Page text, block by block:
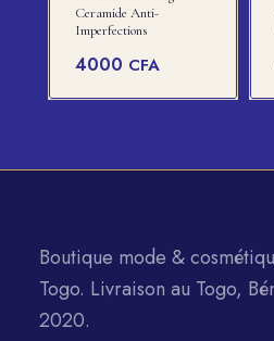
Ceramide Anti-
Imperfections
4000 CFA
Boutique mode &
Togo. Livraison au Togo,
2020.